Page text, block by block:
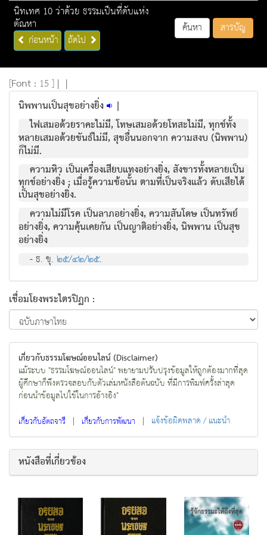
นิทเทศ 10 ว่าด้วย ธรรมเป็นที่ดับแห่ง
ตัณหา
ก่อนหน้า ถัดไป
ค้นหา สารบัญ
[Font : 15 ] | |
นิพพานเป็นสุขอย่างยิ่ง
|
ไฟเสมอด้วยราคะไม่มี, โทษเสมอด้วยโทสะไม่มี, ทุกข์ทั้ง
หลายเสมอด้วยขันธ์ไม่มี, สุขอื่นนอกจาก ความสงบ (นิพพาน)
ก็ไม่มี.
ความหิว เป็นเครื่องเสียบแทงอย่างยิ่ง, สังขารทั้งหลายเป็น
ทุกข์อย่างยิ่ง ; เมื่อรู้ความข้อนั้น ตามที่เป็นจริงแล้ว ดับเสียได้
เป็นสุขอย่างยิ่ง.
ความไม่มีโรค เป็นลาภอย่างยิ่ง, ความสันโดษ เป็นทรัพย์
อย่างยิ่ง, ความคุ้นเคยกัน เป็นญาติอย่างยิ่ง, นิพพาน เป็นสุข
อย่างยิ่ง
- ธ. ขุ.๒๕/๔๒/๒๕.
เชื่อมโยงพระไตรปิฏก :
เกี่ยวกับธรรมโฆษณ์ออนไลน์ (Disclaimer)
แม้ระบบ "ธรรมโฆษณ์ออนไลน์" พยายามปรับปรุงข้อมูลให้ถูกต้องมากที่สุด
ผู้ศึกษาก็พึงตรวจสอบกับตัวเล่มหนังสือต้นฉบับ ที่มีการพิมพ์ครั้งล่าสุด
ก่อนนำข้อมูลไปใช้ในการอ้างอิง"
เกี่ยวกับอัตถจารี | เกี่ยวกับการพัฒนา | แจ้งข้อผิดพลาด / แนะนำ
หนังสือที่เกี่ยวข้อง